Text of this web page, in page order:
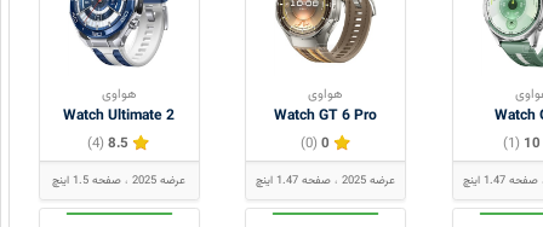
Watch
10
(1)
صفحه 1.47 اینچ
هواوی
Watch GT 6 Pro
0
(0)
عرضه 2025 صفحه 1.47 اینچ
هواوی
Watch Ultimate 2
8.5
(4)
عرضه 2025 صفحه 1.5 اینچ